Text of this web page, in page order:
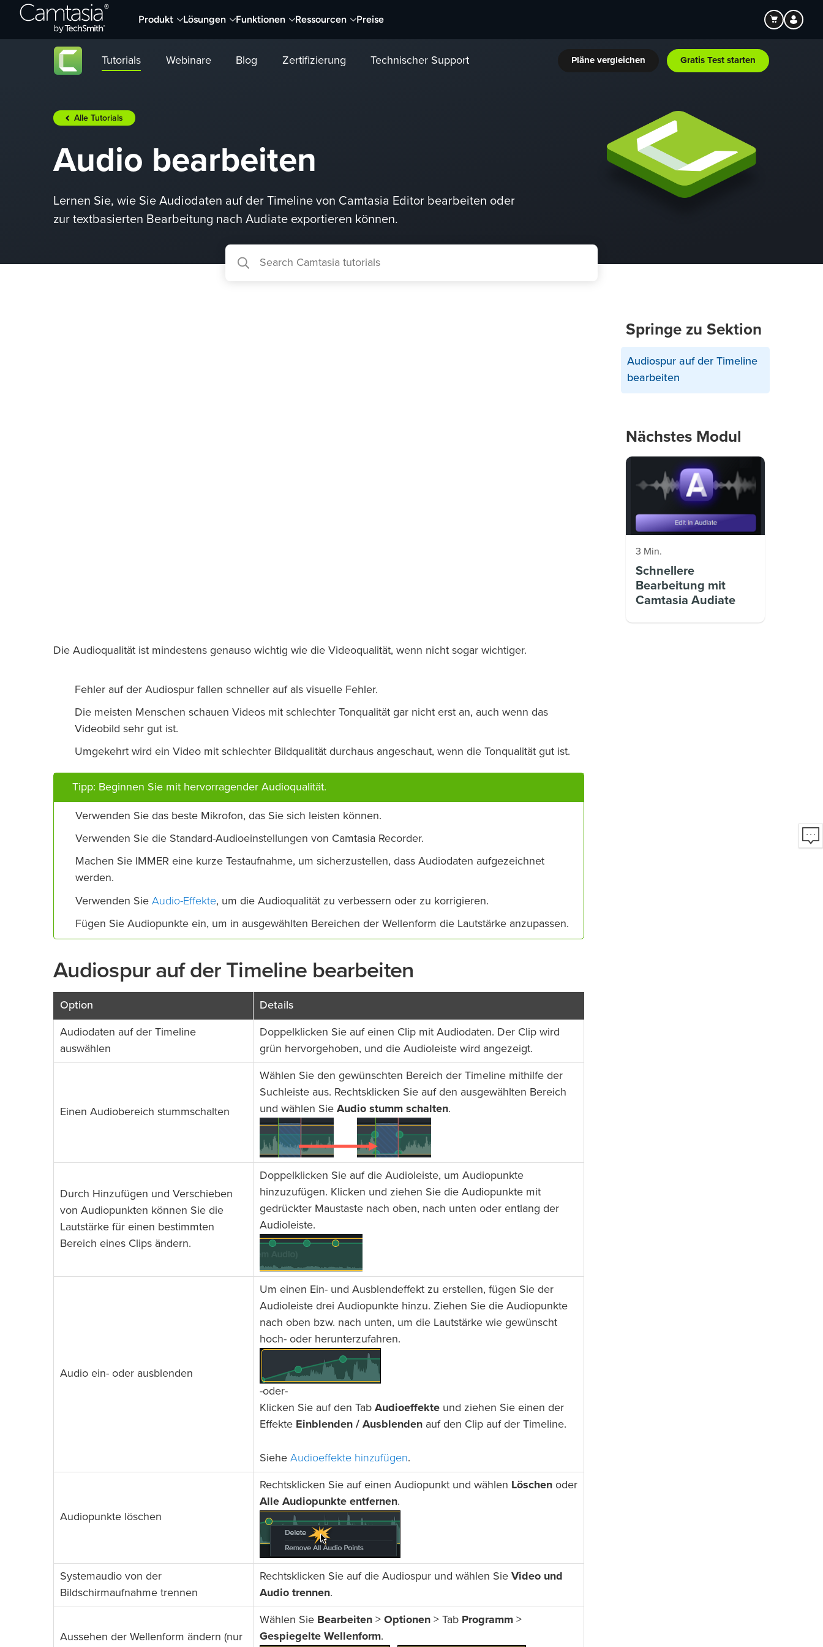
Direkt
Produkt Lösungen Funktionen Ressourcen Preise
Tutorials Webinare Blog Zertifizierung Technischer Support Pläne vergleichen Gratis Test starten
Alle Tutorials
Audio bearbeiten
Lernen Sie, wie Sie Audiodaten auf der Timeline von Camtasia Editor bearbeiten oder
zur textbasierten Bearbeitung nach Audiate exportieren können.
Die Audioqualität ist mindestens genauso wichtig wie die Videoqualität, wenn nicht sogar wichtiger.
Fehler auf der Audiospur fallen schneller auf als visuelle Fehler.
Die meisten Menschen schauen Videos mit schlechter Tonqualität gar nicht erst an, auch wenn das
Videobild sehr gut ist.
Umgekehrt wird ein Video mit schlechter Bildqualität durchaus angeschaut, wenn die Tonqualität gut ist.
Tipp: Beginnen Sie mit hervorragender Audioqualität.
Verwenden Sie das beste Mikrofon, das Sie sich leisten können.
Verwenden Sie die Standard-Audioeinstellungen von Camtasia Recorder.
Machen Sie IMMER eine kurze Testaufnahme, um sicherzustellen, dass Audiodaten aufgezeichnet
werden.
Verwenden Sie Audio-Effekte, um die Audioqualität zu verbessern oder zu korrigieren.
Fügen Sie Audiopunkte ein, um in ausgewählten Bereichen der Wellenform die Lautstärke anzupassen.
Audiospur auf der Timeline bearbeiten
Option Details
Audiodaten auf der Timeline
auswählen
Doppelklicken Sie auf einen Clip mit Audiodaten. Der Clip wird
grün hervorgehoben, und die Audioleiste wird angezeigt.
Einen Audiobereich stummschalten
Wählen Sie den gewünschten Bereich der Timeline mithilfe der
Suchleiste aus. Rechtsklicken Sie auf den ausgewählten Bereich
und wählen Sie Audio stumm schalten.
Durch Hinzufügen und Verschieben
von Audiopunkten können Sie die
Lautstärke für einen bestimmten
Bereich eines Clips ändern.
Doppelklicken Sie auf die Audioleiste, um Audiopunkte
hinzuzufügen. Klicken und ziehen Sie die Audiopunkte mit
gedrückter Maustaste nach oben, nach unten oder entlang der
Audioleiste.
Audio ein- oder ausblenden
Um einen Ein- und Ausblendeffekt zu erstellen, fügen Sie der
Audioleiste drei Audiopunkte hinzu. Ziehen Sie die Audiopunkte
nach oben bzw. nach unten, um die Lautstärke wie gewünscht
hoch- oder herunterzufahren.
-oder-
Klicken Sie auf den Tab Audioeffekte und ziehen Sie einen der
Effekte Einblenden / Ausblenden auf den Clip auf der Timeline.
Siehe Audioeffekte hinzufügen.
Audiopunkte löschen
Rechtsklicken Sie auf einen Audiopunkt und wählen Löschen oder
Alle Audiopunkte entfernen.
Systemaudio von der
Bildschirmaufnahme trennen
Rechtsklicken Sie auf die Audiospur und wählen Sie Video und
Audio trennen.
Aussehen der Wellenform ändern (nur
Wählen Sie Bearbeiten > Optionen > Tab Programm >
Gespiegelte Wellenform.
Springe zu Sektion
Audiospur auf der Timeline
bearbeiten
Nächstes Modul
3 Min.
Schnellere
Bearbeitung mit
Camtasia Audiate